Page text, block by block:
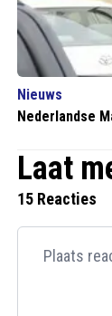
Nieuws
Nederlandse
Laat
15 Reacties